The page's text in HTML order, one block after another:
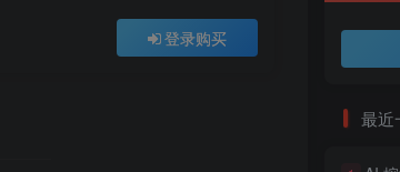
登录购买
最近